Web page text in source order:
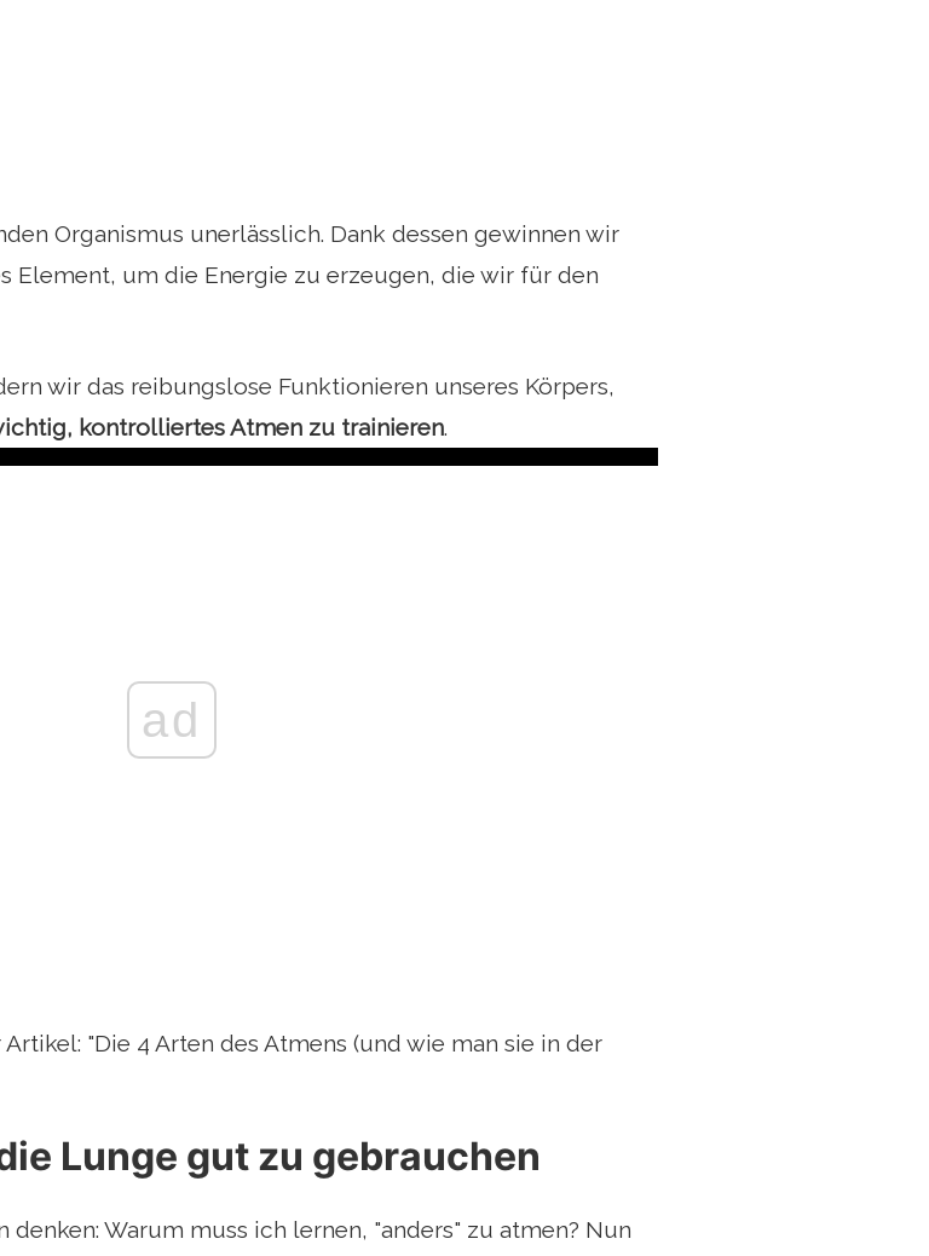
Organismus unerlässlich. Dank dessen gewinnen wir
Element, um die Energie zu erzeugen, die wir für den
wir das reibungslose Funktionieren unseres Körpers,
kontrolliertes Atmen zu trainieren.
ad
"Die 4 Arten des Atmens (und wie man sie in der
Lunge gut zu gebrauchen
denken: Warum muss ich lernen, "anders" zu atmen? Nun